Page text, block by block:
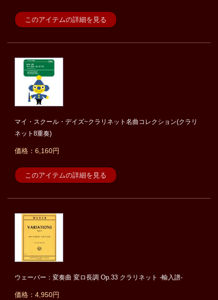
このアイテムの詳細を見る
マイ・スクール・デイズ~クラリネット名曲コレクション(クラリ
ネット8重奏)
価格：6,160円
このアイテムの詳細を見る
ウェーバー：変奏曲 変ロ長調 Op.33 クラリネット -輸入譜-
価格：4,950円